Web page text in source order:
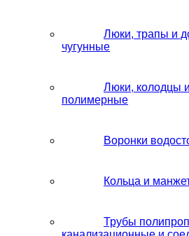
Люки, трапы и
чугунные
Люки, колодцы
полимерные
Воронки
Кольца и
Трубы